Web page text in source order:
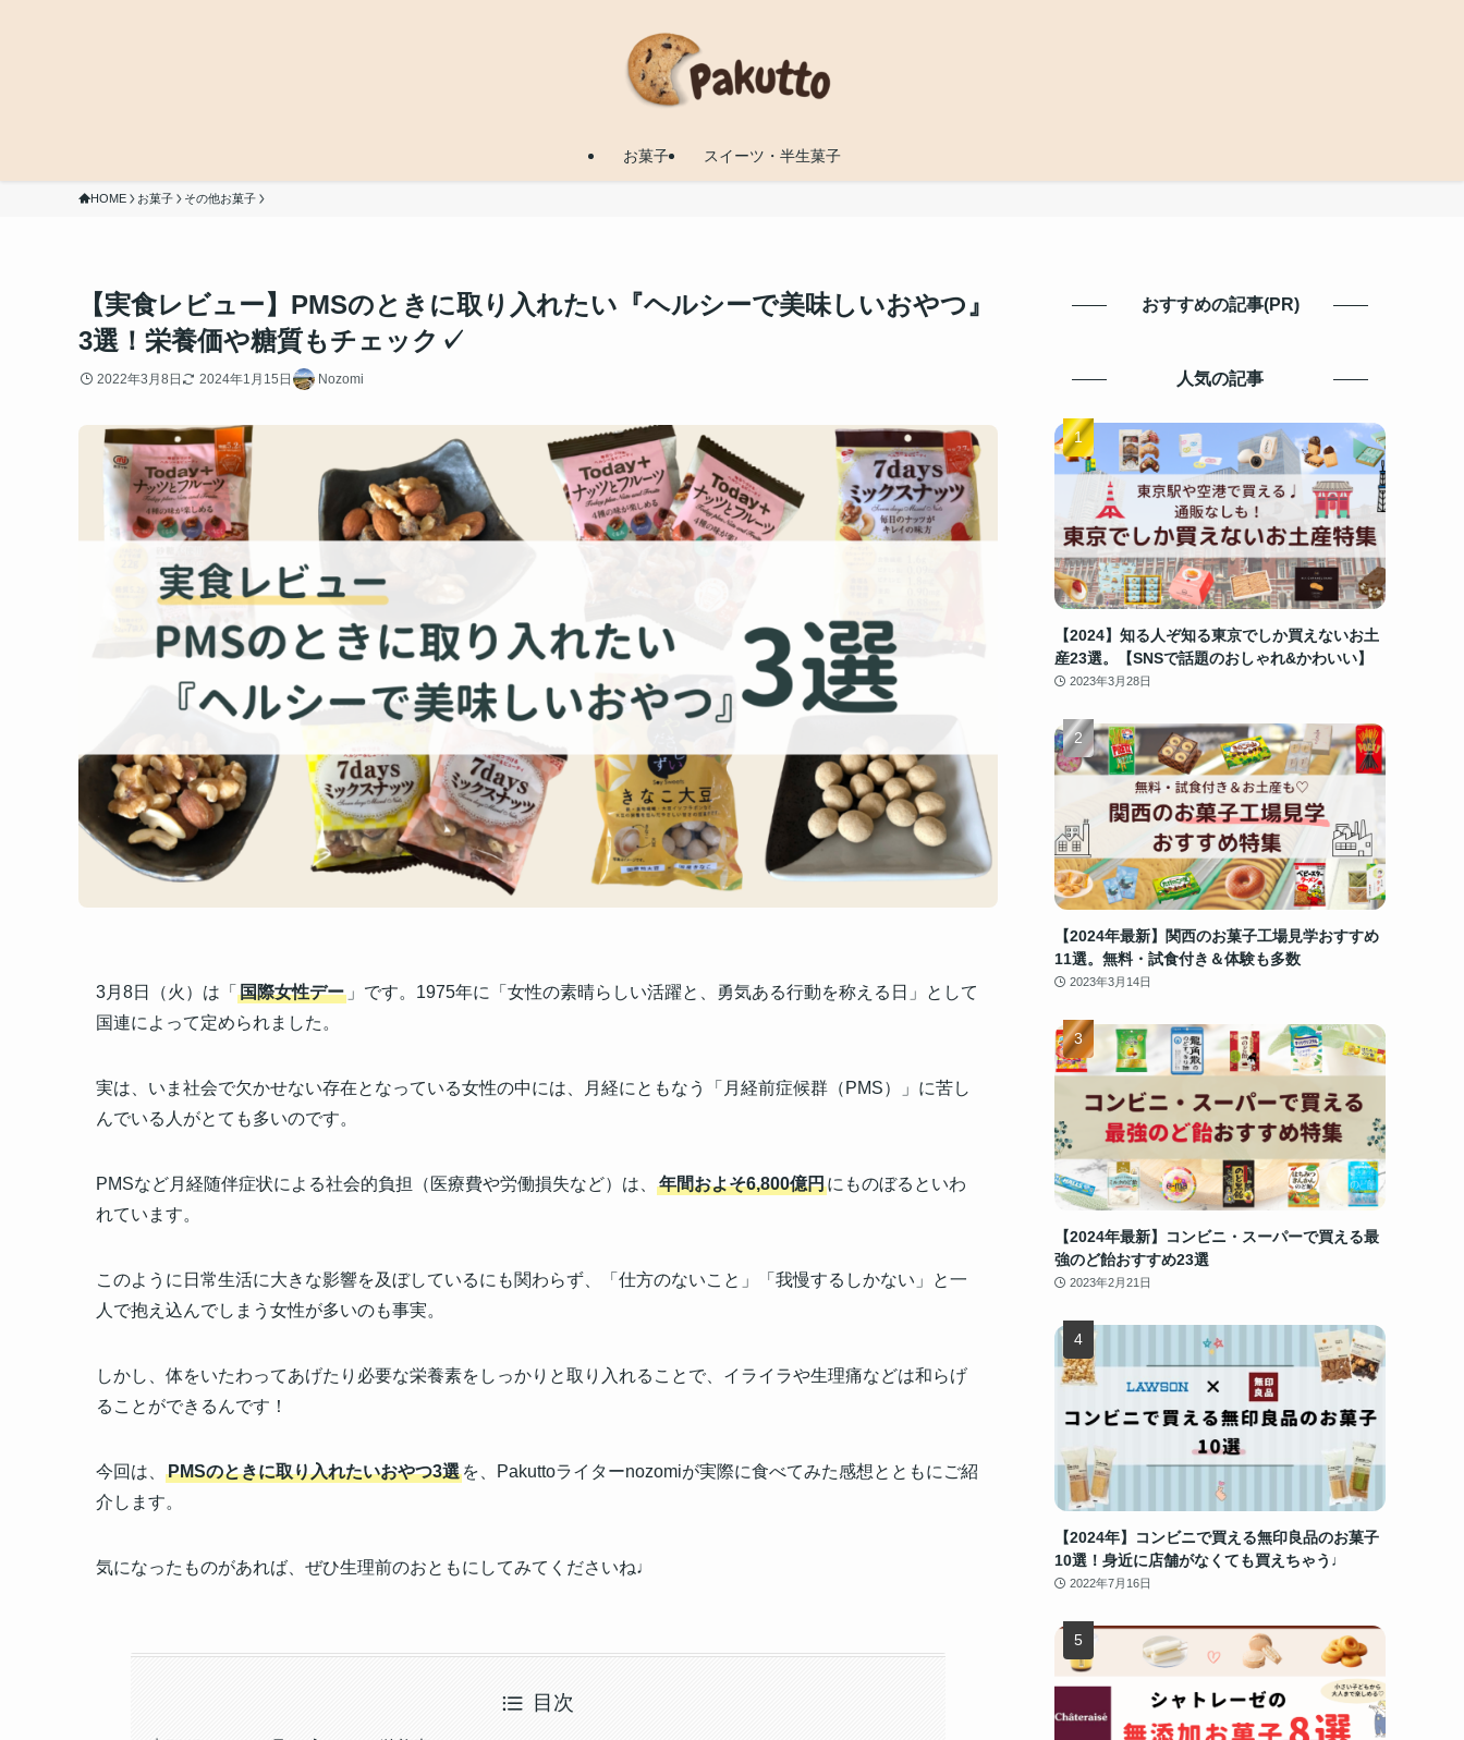
お菓子 スイーツ・半生菓子
HOME お菓子 その他お菓子
【実食レビュー】PMSのときに取り入れたい『ヘルシーで美味しいおやつ』
3選！栄養価や糖質もチェック✓
2022年3月8日 2024年1月15日 Nozomi
3月8日（火）は「 国際女性デー 」です。1975年に「女性の素晴らしい活躍と、勇気ある行動を称える日」として
国連によって定められました。
実は、いま社会で欠かせない存在となっている女性の中には、月経にともなう「月経前症候群（PMS）」に苦し
んでいる人がとても多いのです。
PMSなど月経随伴症状による社会的負担（医療費や労働損失など）は、 年間およそ6,800億円にものぼるといわ
れています。
このように日常生活に大きな影響を及ぼしているにも関わらず、「仕方のないこと」「我慢するしかない」と一
人で抱え込んでしまう女性が多いのも事実。
しかし、体をいたわってあげたり必要な栄養素をしっかりと取り入れることで、イライラや生理痛などは和らげ
ることができるんです！
今回は、 PMSのときに取り入れたいおやつ3選 を、Pakuttoライターnozomiが実際に食べてみた感想とともにご紹
介します。
気になったものがあれば、ぜひ生理前のおともにしてみてくださいね♩
目次
おすすめの記事(PR)
人気の記事
【2024】知る人ぞ知る東京でしか買えないお土
産23選。【SNSで話題のおしゃれ&かわいい】
2023年3月28日
【2024年最新】関西のお菓子工場見学おすすめ
11選。無料・試食付き＆体験も多数
2023年3月14日
【2024年最新】コンビニ・スーパーで買える最
強のど飴おすすめ23選
2023年2月21日
【2024年】コンビニで買える無印良品のお菓子
10選！身近に店舗がなくても買えちゃう♩
2022年7月16日